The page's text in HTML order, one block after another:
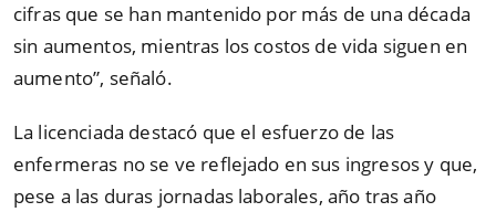
cifras que se han mantenido por más de una década
sin aumentos, mientras los costos de vida siguen en
aumento”, señaló.
La licenciada destacó que el esfuerzo de las
enfermeras no se ve reflejado en sus ingresos y que,
pese a las duras jornadas laborales, año tras año